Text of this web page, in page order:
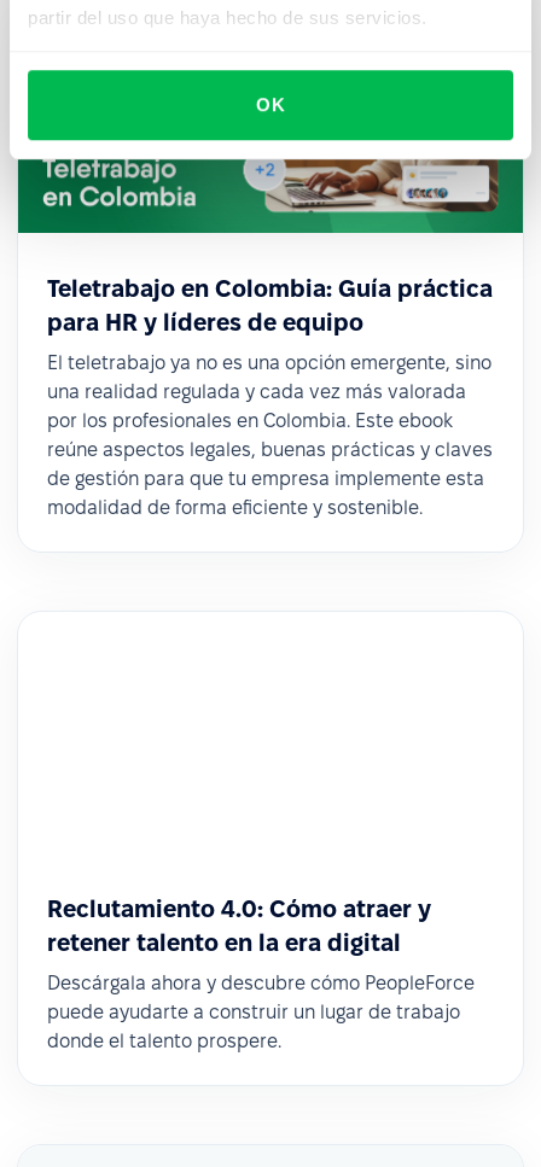
partir del uso que haya hecho de sus servicios.
OK
Teletrabajo en Colombia: Guía práctica
para HR y líderes de equipo
El teletrabajo ya no es una opción emergente, sino
una realidad regulada y cada vez más valorada
por los profesionales en Colombia. Este ebook
reúne aspectos legales, buenas prácticas y claves
de gestión para que tu empresa implemente esta
modalidad de forma eficiente y sostenible.
Reclutamiento 4.0: Cómo atraer y
retener talento en la era digital
Descárgala ahora y descubre cómo PeopleForce
puede ayudarte a construir un lugar de trabajo
donde el talento prospere.